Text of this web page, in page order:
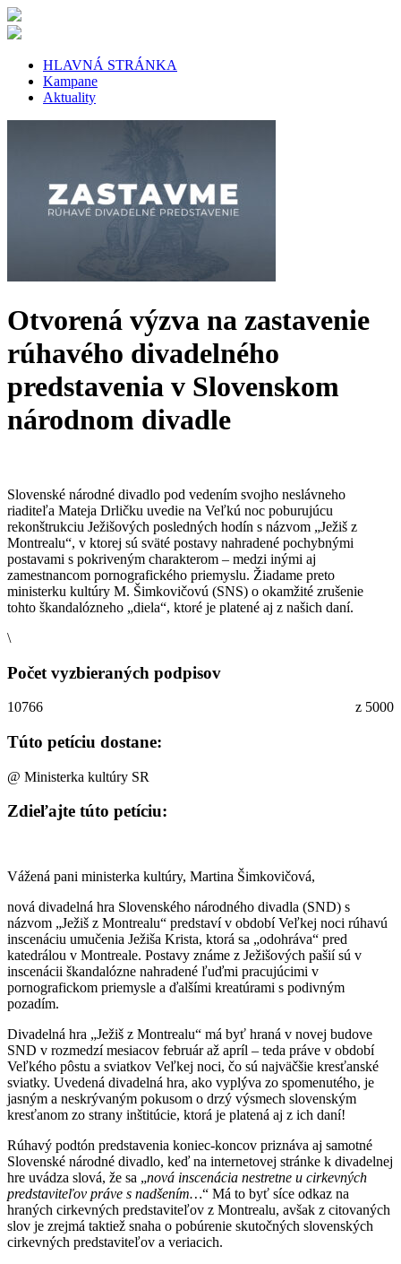
HLAVNÁ STRÁNKA
Kampane
Aktuality
Otvorená výzva na zastavenie
rúhavého divadelného
predstavenia v Slovenskom
národnom divadle
Slovenské národné divadlo pod vedením svojho neslávneho
riaditeľa Mateja Drličku uvedie na Veľkú noc poburujúcu
rekonštrukciu Ježišových posledných hodín s názvom „Ježiš z
Montrealu“, v ktorej sú sväté postavy nahradené pochybnými
postavami s pokriveným charakterom – medzi inými aj
zamestnancom pornografického priemyslu. Žiadame preto
ministerku kultúry M. Šimkovičovú (SNS) o okamžité zrušenie
tohto škandalózneho „diela“, ktoré je platené aj z našich daní.
\
Počet vyzbieraných podpisov
10766 z 5000
Túto petíciu dostane:
@ Ministerka kultúry SR
Zdieľajte túto petíciu:
Vážená pani ministerka kultúry, Martina Šimkovičová,
nová divadelná hra Slovenského národného divadla (SND) s
názvom „Ježiš z Montrealu“ predstaví v období Veľkej noci rúhavú
inscenáciu umučenia Ježiša Krista, ktorá sa „odohráva“ pred
katedrálou v Montreale. Postavy známe z Ježišových pašií sú v
inscenácii škandalózne nahradené ľuďmi pracujúcimi v
pornografickom priemysle a ďalšími kreatúrami s podivným
pozadím.
Divadelná hra „Ježiš z Montrealu“ má byť hraná v novej budove
SND v rozmedzí mesiacov február až apríl – teda práve v období
Veľkého pôstu a sviatkov Veľkej noci, čo sú najväčšie kresťanské
sviatky. Uvedená divadelná hra, ako vyplýva zo spomenutého, je
jasným a neskrývaným pokusom o drzý výsmech slovenským
kresťanom zo strany inštitúcie, ktorá je platená aj z ich daní!
Rúhavý podtón predstavenia koniec-koncov priznáva aj samotné
Slovenské národné divadlo, keď na internetovej stránke k divadelnej
hre uvádza slová, že sa „nová inscenácia nestretne u cirkevných
predstaviteľov práve s nadšením…“ Má to byť síce odkaz na
hraných cirkevných predstaviteľov z Montrealu, avšak z citovaných
slov je zrejmá taktiež snaha o pobúrenie skutočných slovenských
cirkevných predstaviteľov a veriacich.